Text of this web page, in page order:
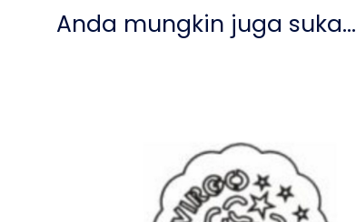
Anda mungkin juga suka…